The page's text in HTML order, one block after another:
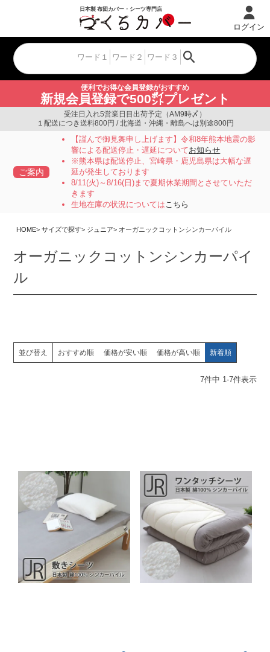
便利でお得な会員登録がおすすめ
新規会員登録で500㌽プレゼント
ログイン
受注日入れ5営業日目出荷予定（AM9時〆）
１配送につき送料800円 / 北海道・沖縄・離島へは別途800円
ご案内
【謹んで御見舞申し上げます】令和8年熊本地震の影
響による配送停止・遅延についてお知らせ
※熊本県は配送停止、宮崎県・鹿児島県は大幅な遅
延が発生しております
8/11(火)～8/16(日)まで夏期休業期間とさせていただ
きます
生地在庫の状況についてはこちら
HOME サイズで探す ジュニア オーガニックコットンシンカーパイル
オーガニックコットンシンカーパイ
ル
並び替え おすすめ順 価格が安い順 価格が高い順 新着順
7件中 1-7件表示